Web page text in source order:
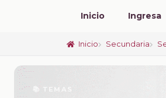
Inicio Ingresa
Inicio Secundaria
📚 TEMAS